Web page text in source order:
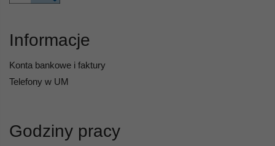
Informacje
Konta bankowe i faktury
Telefony w UM
Godziny pracy